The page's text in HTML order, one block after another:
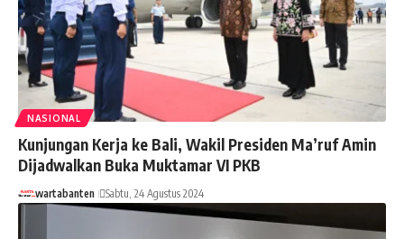
NASIONAL
Kunjungan Kerja ke Bali, Wakil Presiden Ma’ruf Amin
Dijadwalkan Buka Muktamar VI PKB
wartabanten Sabtu, 24 Agustus 2024